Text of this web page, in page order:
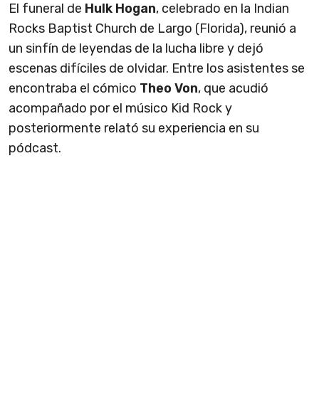
El funeral de Hulk Hogan, celebrado en la Indian
Rocks Baptist Church de Largo (Florida), reunió a
un sinfín de leyendas de la lucha libre y dejó
escenas difíciles de olvidar. Entre los asistentes se
encontraba el cómico Theo Von, que acudió
acompañado por el músico Kid Rock y
posteriormente relató su experiencia en su
pódcast.